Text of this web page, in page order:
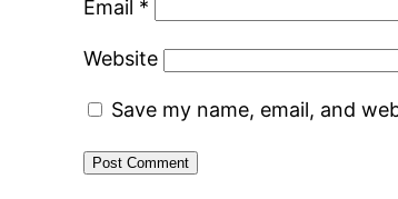
Email *
Website
Save my name, email, and